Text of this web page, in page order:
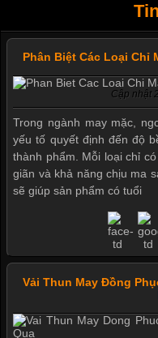
Phân Biệt Các Loại Chỉ
Cập nhật
Trong ngành may mặc,
yếu tố quyết định đến độ
thành phẩm. Mỗi loại chỉ
giãn và khả năng chịu ma
sẽ giúp sản phẩm có tuổi
Vải Thun May Đồng